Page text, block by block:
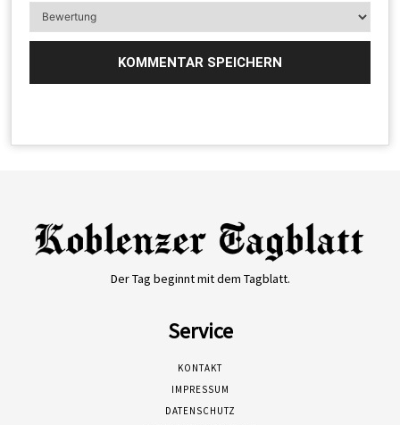
Der Tag beginnt mit dem Tagblatt.
Service
KONTAKT
IMPRESSUM
DATENSCHUTZ